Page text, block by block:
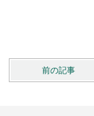
前の記事